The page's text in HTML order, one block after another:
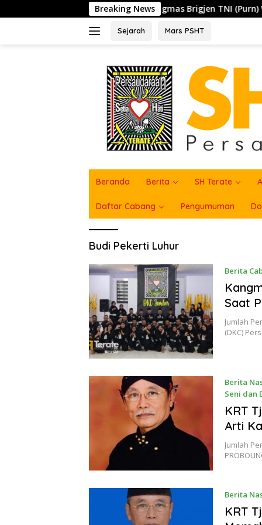
ke
Breaking News
PSHT di PAM, Kangmas Brigjen TNI (Purn) Widjang
Sejarah Mars PSHT
Beranda Berita SH Terate
Daftar Cabang Pengumuman
Budi Pekerti Luhur
Berita
Saat
Jumlah
(DKC)
Berita
Seni dan
23
KRT
Arti
Jumlah
Berita
November
KRT